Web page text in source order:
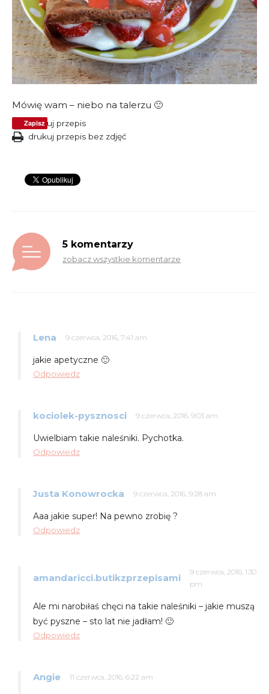
Mówię wam – niebo na talerzu 🙂
Zapisz
drukuj przepis
drukuj przepis bez zdjęć
5 komentarzy
zobacz wszystkie komentarze
Lena 9 czerwca, 2016, 7:41 am
jakie apetyczne 🙂
Odpowiedz
kociolek-pysznosci 9 czerwca, 2016, 9:03 am
Uwielbiam takie naleśniki. Pychotka.
Odpowiedz
Justa Konowrocka 9 czerwca, 2016, 9:28 am
Aaa jakie super! Na pewno zrobię ?
Odpowiedz
amandaricci.butikzprzepisami
9 czerwca, 2016, 1:30
pm
Ale mi narobiłaś chęci na takie naleśniki – jakie muszą
być pyszne – sto lat nie jadłam! 🙂
Odpowiedz
Angie 11 czerwca, 2016, 6:22 am